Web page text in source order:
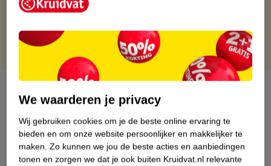
Gratis punten met je Kruidvat kaart
Productinformatie
Etiketinformatie
We waarderen je privacy
Wij gebruiken cookies om je de beste online ervaring te
bieden en om onze website persoonlijker en makkelijker te
maken. Zo kunnen we jou de beste acties en aanbiedingen
tonen en zorgen we dat je ook buiten Kruidvat.nl relevante